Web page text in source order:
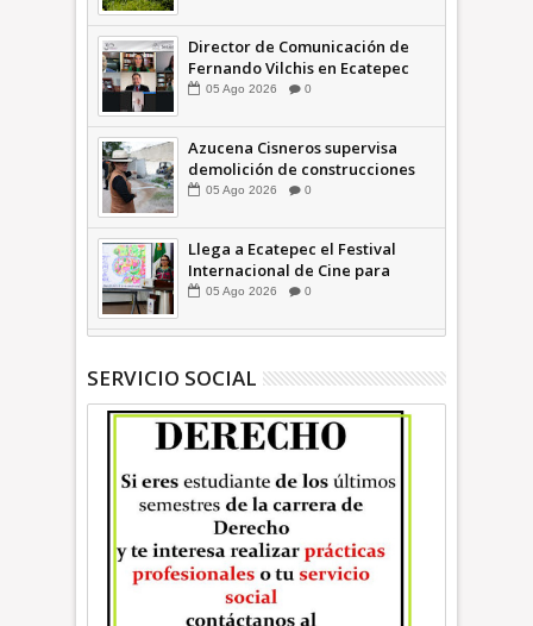
Director de Comunicación de
Fernando Vilchis en Ecatepec
financió publicaciones en redes
Cisneros: TEEM | INFORMATIVA
05 Ago 2026 0
Azucena Cisneros supervisa
demolición de construcciones
ilegales en zona federal
05 Ago 2026 0
Llega a Ecatepec el Festival
Internacional de Cine para
Niños (… y no tan Niños) +Video
05 Ago 2026 0
SERVICIO SOCIAL